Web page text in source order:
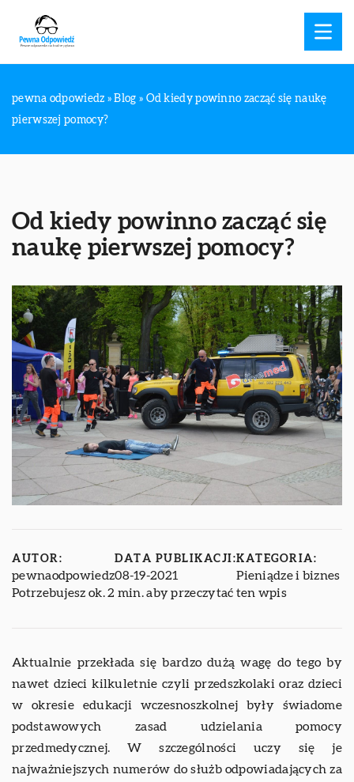
pewna odpowiedz »Blog » Od kiedy powinno zacząć się naukę
pierwszej pomocy?
Od kiedy powinno zacząć się
naukę pierwszej pomocy?
AUTOR:
pewnaodpowiedz
DATA PUBLIKACJI:
08-19-2021
KATEGORIA:
Pieniądze i biznes
Potrzebujesz ok. 2 min. aby przeczytać ten wpis
Aktualnie przekłada się bardzo dużą wagę do tego by
nawet dzieci kilkuletnie czyli przedszkolaki oraz dzieci
w okresie edukacji wczesnoszkolnej były świadome
podstawowych zasad udzielania pomocy
przedmedycznej. W szczególności uczy się je
najważniejszych numerów do służb odpowiadających za